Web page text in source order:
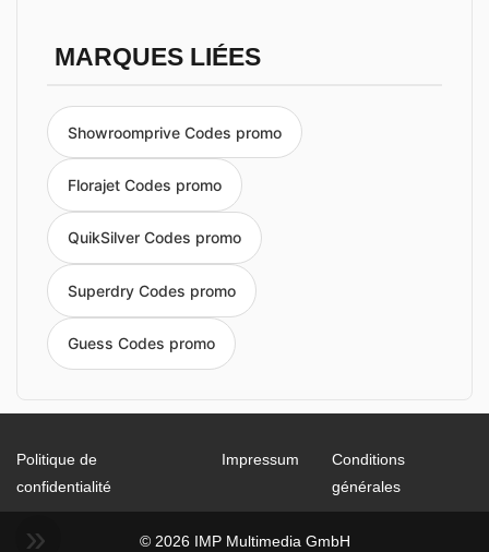
MARQUES LIÉES
Showroomprive Codes promo
Florajet Codes promo
QuikSilver Codes promo
Superdry Codes promo
Guess Codes promo
Politique de
confidentialité
Impressum
Conditions
générales
© 2026 IMP Multimedia GmbH